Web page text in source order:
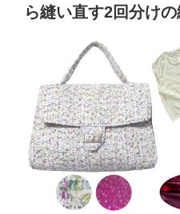
ら縫い直す2回分けの